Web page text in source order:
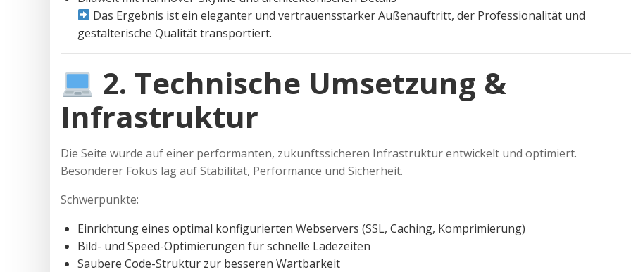
Das Ergebnis ist ein eleganter und vertrauensstarker Außenauftritt, der Professionalität und
gestalterische Qualität transportiert.
2. Technische Umsetzung &
Infrastruktur
Die Seite wurde auf einer performanten, zukunftssicheren Infrastruktur entwickelt und optimiert.
Besonderer Fokus lag auf Stabilität, Performance und Sicherheit.
Schwerpunkte:
Einrichtung eines optimal konfigurierten Webservers (SSL, Caching, Komprimierung)
Bild- und Speed-Optimierungen für schnelle Ladezeiten
Saubere Code-Struktur zur besseren Wartbarkeit